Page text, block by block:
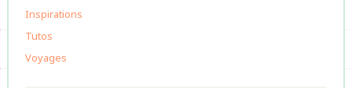
Inspirations
Tutos
Voyages